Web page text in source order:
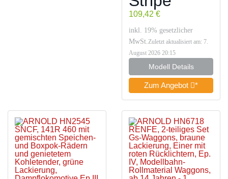
109,42 €
inkl. 19% gesetzlicher
MwSt. Zuletzt aktualisiert am: 7.
August 2026 20:15
Modell Details
Zum Angebot *